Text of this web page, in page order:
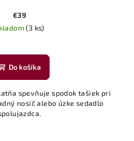
€39
(3 ks)
Do košíka
spevňuje spodok tašiek pri
nosič alebo úzke sedadlo